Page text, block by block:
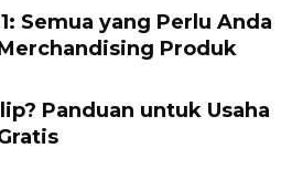
Semua yang Perlu Anda
Produk
Panduan untuk Usaha